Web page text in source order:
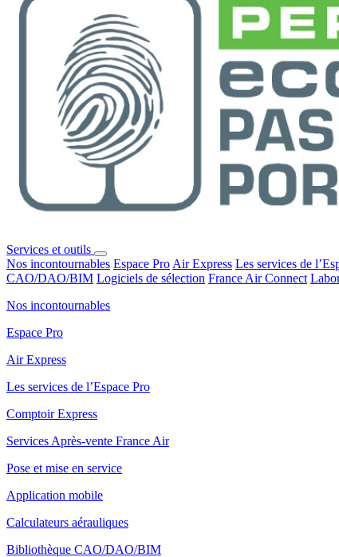
Services et outils
Nos incontournables Espace Pro Air Express Les services de
CAO/DAO/BIM Logiciels de sélection France Air Connect
Nos incontournables
Espace Pro
Air Express
Les services de l’Espace Pro
Comptoir Express
Services Après-vente France Air
Pose et mise en service
Application mobile
Calculateurs aérauliques
Bibliothèque CAO/DAO/BIM